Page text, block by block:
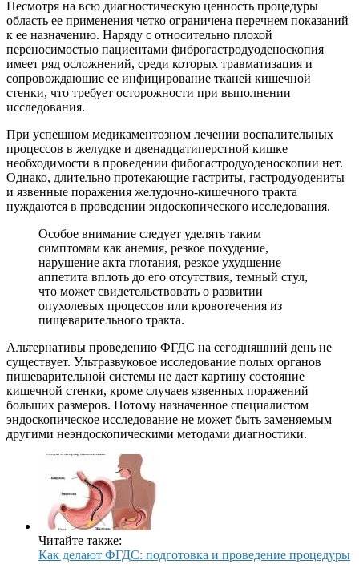
Несмотря на всю диагностическую ценность процедуры
область ее применения четко ограничена перечнем показаний
к ее назначению. Наряду с относительно плохой
переносимостью пациентами фиброгастродуоденоскопия
имеет ряд осложнений, среди которых травматизация и
сопровождающие ее инфицирование тканей кишечной
стенки, что требует осторожности при выполнении
исследования.
При успешном медикаментозном лечении воспалительных
процессов в желудке и двенадцатиперстной кишке
необходимости в проведении фибогастродуоденоскопии нет.
Однако, длительно протекающие гастриты, гастродуодениты
и язвенные поражения желудочно-кишечного тракта
нуждаются в проведении эндоскопического исследования.
Особое внимание следует уделять таким
симптомам как анемия, резкое похудение,
нарушение акта глотания, резкое ухудшение
аппетита вплоть до его отсутствия, темный стул,
что может свидетельствовать о развитии
опухолевых процессов или кровотечения из
пищеварительного тракта.
Альтернативы проведению ФГДС на сегодняшний день не
существует. Ультразвуковое исследование полых органов
пищеварительной системы не дает картину состояние
кишечной стенки, кроме случаев язвенных поражений
больших размеров. Потому назначенное специалистом
эндоскопическое исследование не может быть заменяемым
другими неэндоскопическими методами диагностики.
Читайте также:
Как делают ФГДС: подготовка и проведение процедуры